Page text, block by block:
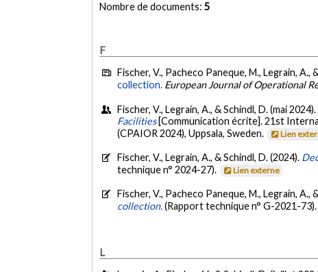
Nombre de documents:5
F
Fischer, V., Pacheco Paneque, M., Legrain, A.,
collection. European Journal of Operational
Fischer, V., Legrain, A., & Schindl, D. (mai 2024).
Facilities [Communication écrite]. 21st
(CPAIOR 2024), Uppsala, Sweden.
Lien
Fischer, V., Legrain, A., & Schindl, D. (2024).
technique n° 2024-27).
Lien externe
Fischer, V., Pacheco Paneque, M., Legrain, A.,
collection.(Rapport technique n° G-2021-73).
L